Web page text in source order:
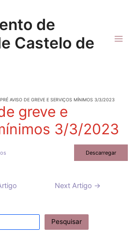
de
Castelo de
PRÉ AVISO DE GREVE E SERVIÇOS MÍNIMOS 3/3/2023
greve e
3/3/2023
Descarregar
Next Artigo →
Pesquisar